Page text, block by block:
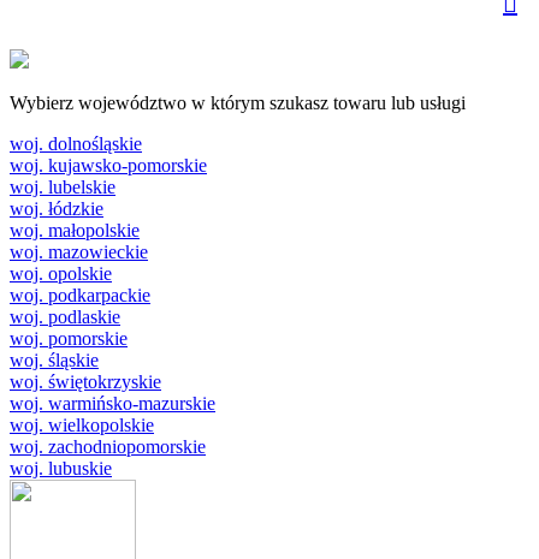
Wybierz województwo w którym szukasz towaru lub usługi
woj. dolnośląskie
woj. kujawsko-pomorskie
woj. lubelskie
woj. łódzkie
woj. małopolskie
woj. mazowieckie
woj. opolskie
woj. podkarpackie
woj. podlaskie
woj. pomorskie
woj. śląskie
woj. świętokrzyskie
woj. warmińsko-mazurskie
woj. wielkopolskie
woj. zachodniopomorskie
woj. lubuskie